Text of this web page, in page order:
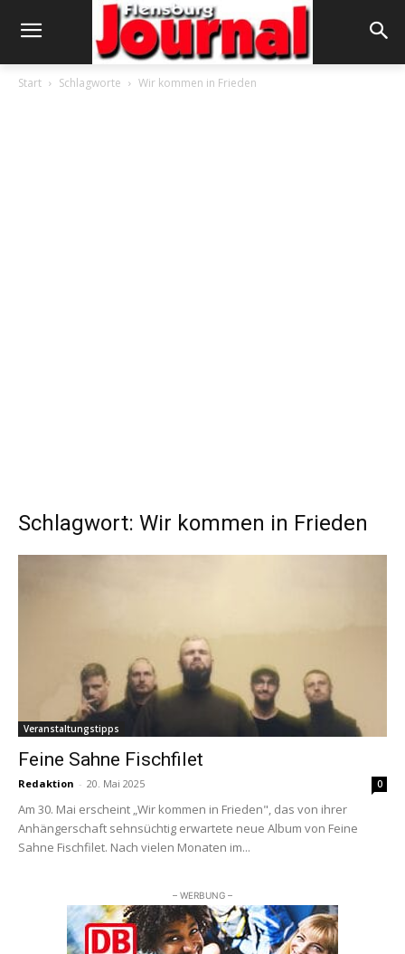
Start Schlagworte Wir kommen in Frieden
Schlagwort: Wir kommen in Frieden
Veranstaltungstipps
Feine Sahne Fischfilet
Redaktion - 20. Mai 2025 0
Am 30. Mai erscheint „Wir kommen in Frieden", das von ihrer
Anhängerschaft sehnsüchtig erwartete neue Album von Feine
Sahne Fischfilet. Nach vielen Monaten im...
– WERBUNG –